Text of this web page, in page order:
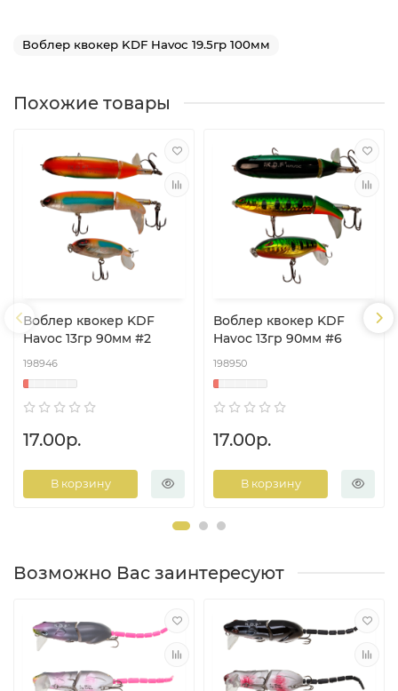
Воблер квокер KDF Havoc 19.5гр 100мм
Похожие товары
Воблер квокер KDF
Havoc 13гр 90мм #2
198946
17.00р.
В корзину
Воблер квокер KDF
Havoc 13гр 90мм #6
198950
17.00р.
В корзину
Возможно Вас заинтересуют